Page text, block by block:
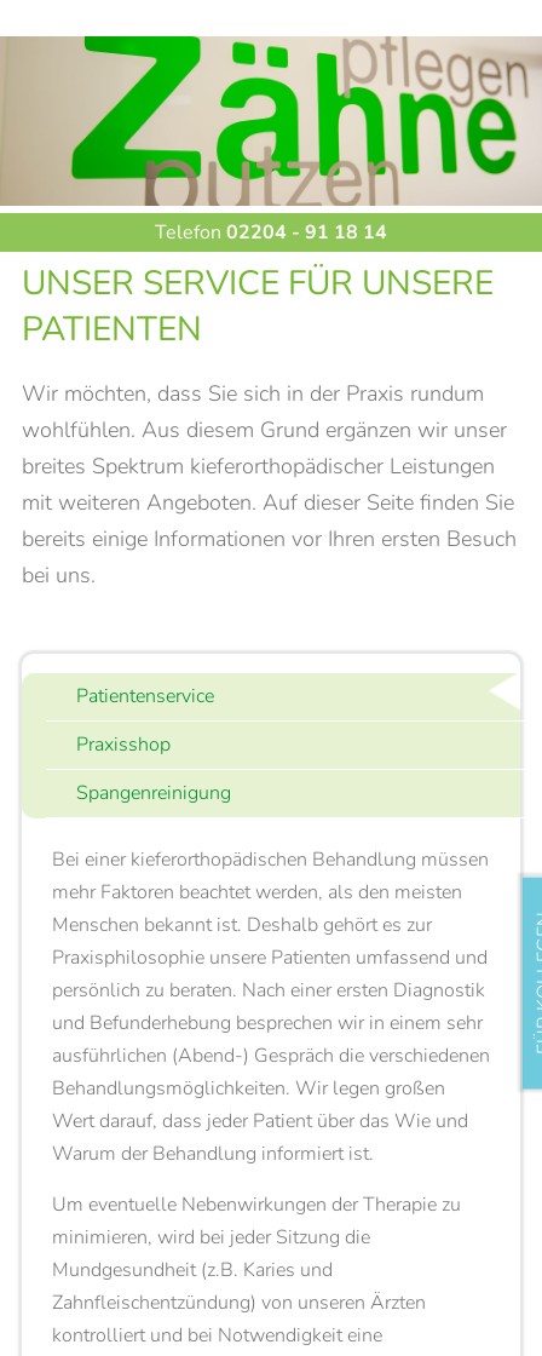
Telefon 02204 - 91 18 14
UNSER SERVICE FÜR UNSERE
PATIENTEN
Wir möchten, dass Sie sich in der Praxis rundum
wohlfühlen. Aus diesem Grund ergänzen wir unser
breites Spektrum kieferorthopädischer Leistungen
mit weiteren Angeboten. Auf dieser Seite finden Sie
bereits einige Informationen vor Ihren ersten Besuch
bei uns.
Patientenservice
Praxisshop
Spangenreinigung
Bei einer kieferorthopädischen Behandlung müssen
mehr Faktoren beachtet werden, als den meisten
Menschen bekannt ist. Deshalb gehört es zur
Praxisphilosophie unsere Patienten umfassend und
persönlich zu beraten. Nach einer ersten Diagnostik
und Befunderhebung besprechen wir in einem sehr
ausführlichen (Abend-) Gespräch die verschiedenen
Behandlungsmöglichkeiten. Wir legen großen
Wert darauf, dass jeder Patient über das Wie und
Warum der Behandlung informiert ist.
Um eventuelle Nebenwirkungen der Therapie zu
minimieren, wird bei jeder Sitzung die
Mundgesundheit (z.B. Karies und
Zahnfleischentzündung) von unseren Ärzten
kontrolliert und bei Notwendigkeit eine
KIEFERORTHOPÄDIE FÜR
KINDER UND JUGENDLICHE
ERHALT DES WISSEN-
SCHAFTSPREISES 2016
INVISALIGN® CLEAR ALIGNER
TRANSPARENTE SCHIENEN